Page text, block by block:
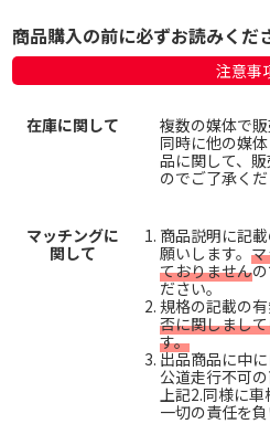
商品購入の前に必ずお読みくだ
注意事
在庫に関して
複数の媒体で
同時に他の媒
品に関して、
のでご了承くだ
マッチングに
関して
商品説明に記
願いします。
ておりません
ださい。
規格の記載の有
否に関しまし
す。
出品商品に中
公道走行不可
上記2.同様に
一切の責任を負